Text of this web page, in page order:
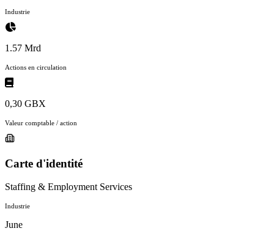
Industrie
1.57 Mrd
Actions en circulation
0,30 GBX
Valeur comptable / action
Carte d'identité
Staffing & Employment Services
Industrie
June